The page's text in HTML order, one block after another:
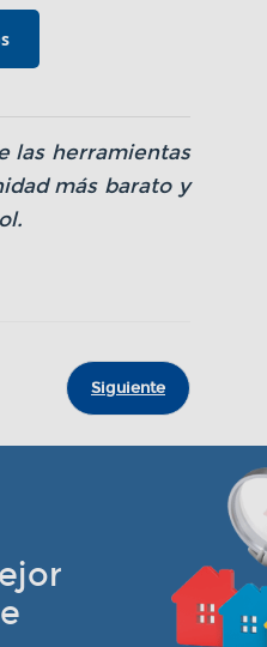
las herramientas
más barato y
Siguiente